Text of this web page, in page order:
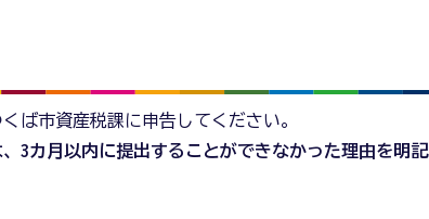
ば市資産税課に申告してください。
3カ月以内に提出することができなかった理由を明記